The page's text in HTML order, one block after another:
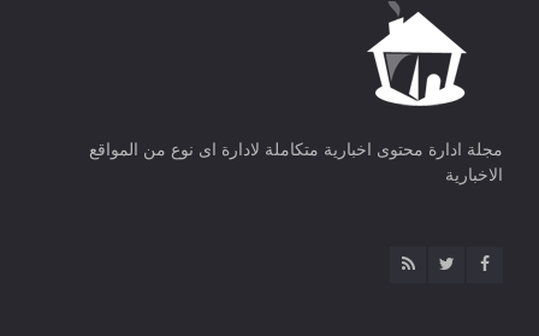
مجلة ادارة محتوى اخبارية متكاملة لادارة اى نوع من المواقع
الاخبارية